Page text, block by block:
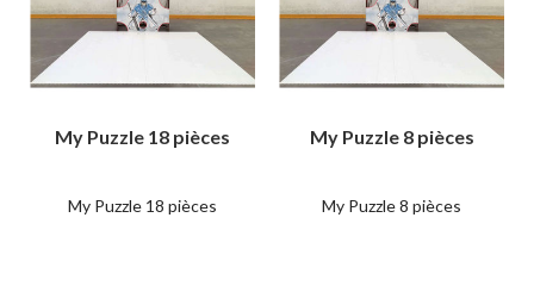
My Puzzle 18 pièces
My Puzzle 18 pièces
My Puzzle 8 pièces
My Puzzle 8 pièces